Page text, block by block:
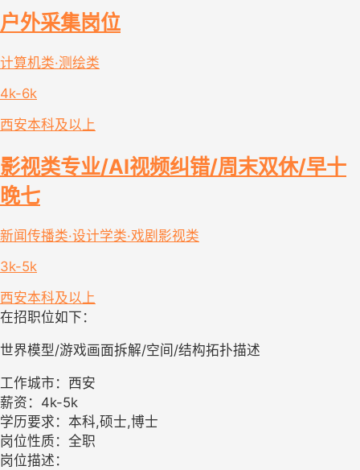
户外采集岗位
计算机类·测绘类
4k-6k
西安本科及以上
影视类专业/AI视频纠错/周末双休/早十
晚七
新闻传播类·设计学类·戏剧影视类
3k-5k
西安本科及以上
在招职位如下：
世界模型/游戏画面拆解/空间/结构拓扑描述
工作城市：西安
薪资：4k-5k
学历要求：本科,硕士,博士
岗位性质：全职
岗位描述：